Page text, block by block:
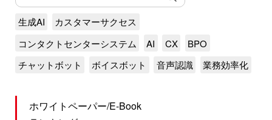
生成AI
カスタマーサクセス
コンタクトセンターシステム
AI CX
BPO
チャットボット
ボイスボット 音声認識 業務効率化
ホワイトペーパー/E-Book